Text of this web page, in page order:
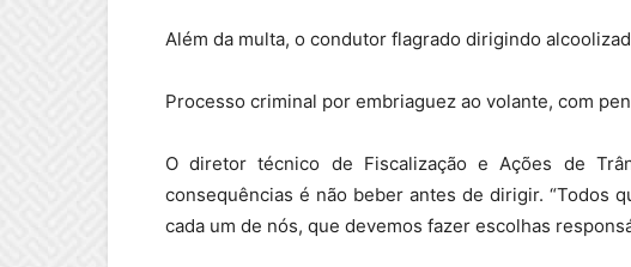
Além da multa, o condutor flagrado dirigindo
Processo criminal por embriaguez ao volante, com
O diretor técnico de Fiscalização e Ações de
consequências é não beber antes de dirigir. “Todos
cada um de nós, que devemos fazer escolhas